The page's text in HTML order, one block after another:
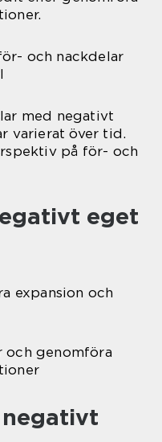
och nackdelar
med negativt
varierat över tid.
på för- och
eget
expansion och
och genomföra
negativt